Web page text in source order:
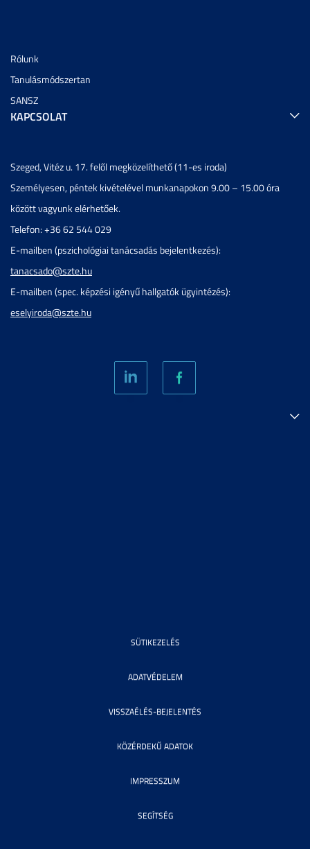
Rólunk
Tanulásmódszertan
SANSZ
KAPCSOLAT
Szeged, Vitéz u. 17. felől megközelíthető (11-es iroda)
Személyesen, péntek kivételével munkanapokon 9.00 – 15.00 óra
között vagyunk elérhetőek.
Telefon: +36 62 544 029
E-mailben (pszichológiai tanácsadás bejelentkezés):
tanacsado@szte.hu
E-mailben (spec. képzési igényű hallgatók ügyintézés):
eselyiroda@szte.hu
SÜTIKEZELÉS
ADATVÉDELEM
VISSZAÉLÉS-BEJELENTÉS
KÖZÉRDEKŰ ADATOK
IMPRESSZUM
SEGÍTSÉG